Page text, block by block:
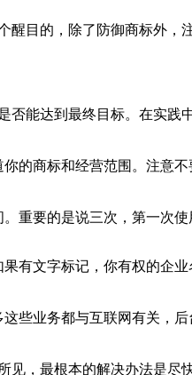
目的，除了防御商标外，
。
能达到最终目标。在实践
的商标和经营范围。注意
重要的是说三次，第一
有文字标记，你有权的企
些业务都与互联网有关，
，最根本的解决办法是尽